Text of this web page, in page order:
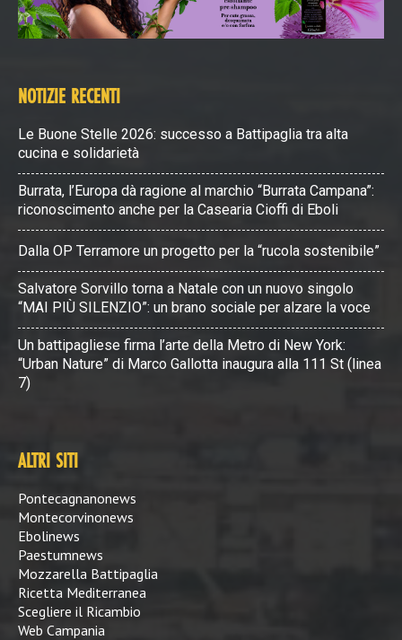
NOTIZIE RECENTI
Le Buone Stelle 2026: successo a Battipaglia tra alta
cucina e solidarietà
Burrata, l’Europa dà ragione al marchio “Burrata Campana”:
riconoscimento anche per la Casearia Cioffi di Eboli
Dalla OP Terramore un progetto per la “rucola sostenibile”
Salvatore Sorvillo torna a Natale con un nuovo singolo
“MAI PIÙ SILENZIO”: un brano sociale per alzare la voce
Un battipagliese firma l’arte della Metro di New York:
“Urban Nature” di Marco Gallotta inaugura alla 111 St (linea
7)
ALTRI SITI
Pontecagnanonews
Montecorvinonews
Ebolinews
Paestumnews
Mozzarella Battipaglia
Ricetta Mediterranea
Scegliere il Ricambio
Web Campania